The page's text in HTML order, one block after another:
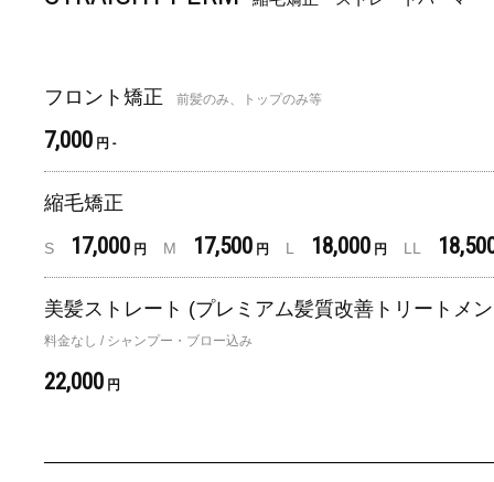
フロント矯正 前髪のみ、トップのみ等
7,000 円 -
縮毛矯正
S 17,000 円 M 17,500 円 L 18,000 円 LL
美髪ストレート (プレミアム髪質改善トリートメ
料金なし / シャンプー・ブロー込み
22,000 円